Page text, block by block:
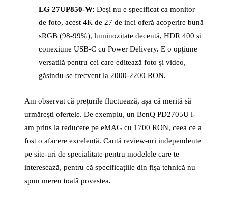
LG 27UP850-W: Deși nu e specificat ca monitor
de foto, acest 4K de 27 de inci oferă acoperire bună
sRGB (98-99%), luminozitate decentă, HDR 400 și
conexiune USB-C cu Power Delivery. E o opțiune
versatilă pentru cei care editează foto și video,
găsindu-se frecvent la 2000-2200 RON.
Am observat că prețurile fluctuează, așa că merită să
urmărești ofertele. De exemplu, un BenQ PD2705U l-
am prins la reducere pe eMAG cu 1700 RON, ceea ce a
fost o afacere excelentă. Caută review-uri independente
pe site-uri de specialitate pentru modelele care te
interesează, pentru că specificațiile din fișa tehnică nu
spun mereu toată povestea.